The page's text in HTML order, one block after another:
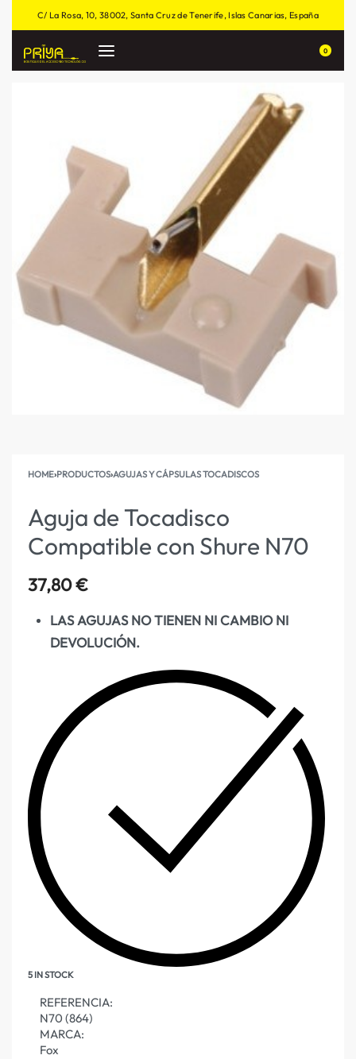
C/ La Rosa, 10, 38002, Santa Cruz de Tenerife, Islas Canarias, España
0
HOME›PRODUCTOS›AGUJAS Y CÁPSULAS TOCADISCOS
Aguja de Tocadisco
Compatible con Shure N70
37,80€
LAS AGUJAS NO TIENEN NI CAMBIO NI
DEVOLUCIÓN.
5 IN STOCK
REFERENCIA:
N70 (864)
MARCA:
Fox